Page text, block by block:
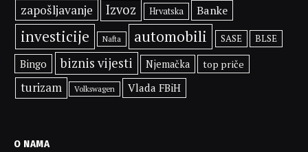
zapošljavanje Izvoz Hrvatska Banke
investicije Nafta automobili SASE BLSE
Bingo biznis vijesti Njemačka top priče
turizam Volkswagen Vlada FBiH
O NAMA